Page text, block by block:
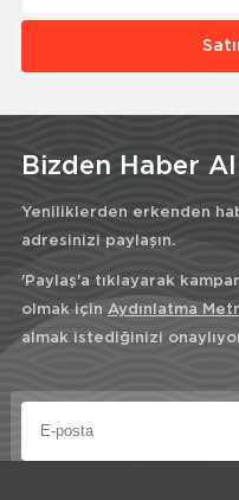
Bizden Haber Al
Yeniliklerden erkenden
adresinizi paylaşın.
'Paylaş'a tıklayarak
olmak için Aydınlatma
almak istediğinizi